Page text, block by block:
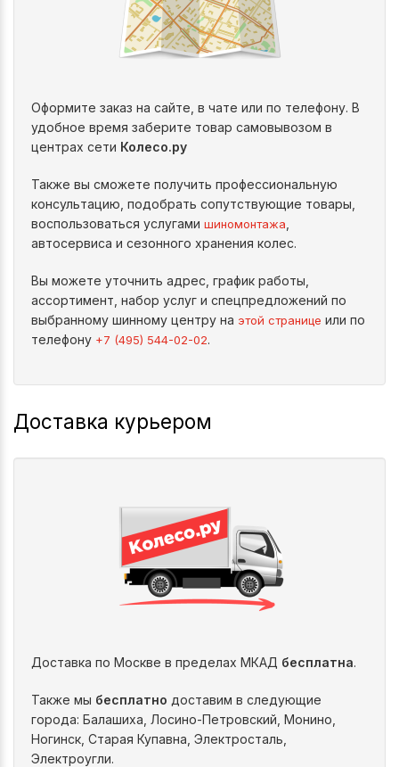
Оформите заказ на сайте, в чате или по телефону. В
удобное время заберите товар самовывозом в
центрах сети Колесо.ру
Также вы сможете получить профессиональную
консультацию, подобрать сопутствующие товары,
воспользоваться услугами шиномонтажа
автосервиса и сезонного хранения колес.
Вы можете уточнить адрес, график работы,
ассортимент, набор услуг и спецпредложений по
выбранному шинному центру на этой странице или по
телефону +7 (495) 544-02-02.
Доставка курьером
Доставка по Москве в пределах МКАД бесплатна.
Также мы бесплатно доставим в следующие
города: Балашиха, Лосино-Петровский, Монино,
Ногинск, Старая Купавна, Электросталь,
Электроугли.